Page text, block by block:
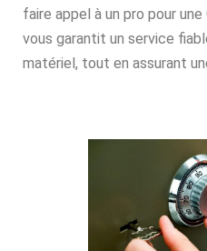
faire appel à un pro pour
vous garantit un service
matériel, tout en assurant